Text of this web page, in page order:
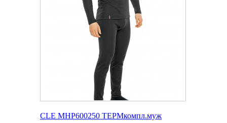
CLE MHP600250 ТЕРМкомпл.муж